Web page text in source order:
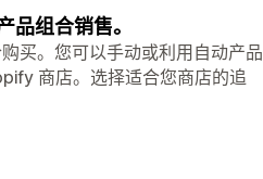
组合销售。
买。您可以手动或利用自动产品
商店。选择适合您商店的追